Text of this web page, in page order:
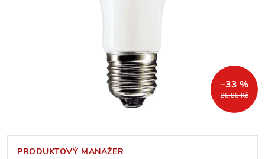
26,86 Kč
–33 %
PRODUKTOVÝ MANAŽER